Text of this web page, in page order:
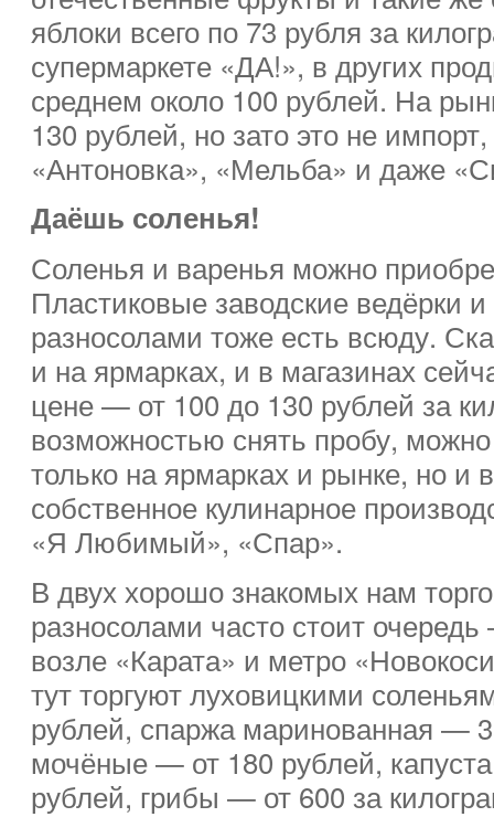
яблоки всего по 73 рубля за
супермаркете «ДА!», в других
среднем около 100 рублей. На
130 рублей, но зато это не
«Антоновка», «Мельба» и даже
Даёшь соленья!
Соленья и варенья можно
Пластиковые заводские ведёрки
разносолами тоже есть всюду.
и на ярмарках, и в магазинах
цене — от 100 до 130 рублей за
возможностью снять пробу,
только на ярмарках и рынке, но
собственное кулинарное
«Я Любимый», «Спар».
В двух хорошо знакомых нам
разносолами часто стоит
возле «Карата» и метро
тут торгуют луховицкими
рублей, спаржа маринованная —
мочёные — от 180 рублей,
рублей, грибы — от 600 за